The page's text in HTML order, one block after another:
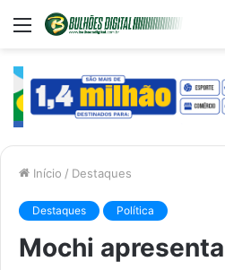
Menu
Início / Destaques
Destaques Política
Mochi